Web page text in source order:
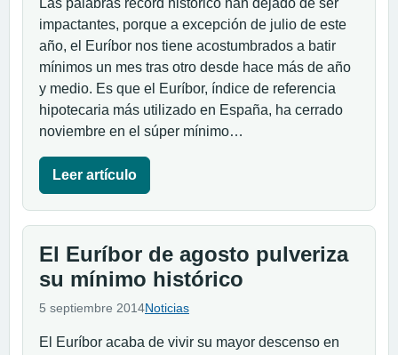
Las palabras récord histórico han dejado de ser
impactantes, porque a excepción de julio de este
año, el Euríbor nos tiene acostumbrados a batir
mínimos un mes tras otro desde hace más de año
y medio. Es que el Euríbor, índice de referencia
hipotecaria más utilizado en España, ha cerrado
noviembre en el súper mínimo…
Leer artículo
El Euríbor de agosto pulveriza
su mínimo histórico
5 septiembre 2014Noticias
El Euríbor acaba de vivir su mayor descenso en